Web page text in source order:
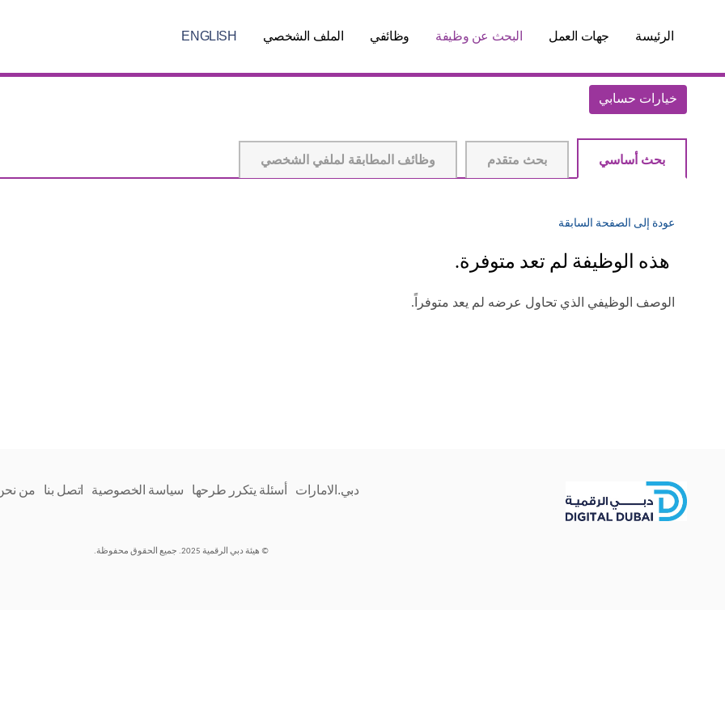
الرئيسة جهات العمل البحث عن وظيفة وظائفي الملف الشخصي ENGLISH
خيارات حسابي
بحث أساسي بحث متقدم وظائف المطابقة لملفي الشخصي
عودة إلى الصفحة السابقة
هذه الوظيفة لم تعد متوفرة.
الوصف الوظيفي الذي تحاول عرضه لم يعد متوفراً.
من اتصل بنا سياسة الخصوصية أسئلة يتكرر طرحها دبي.الامارات
© هيئة دبي الرقمية 2025. جميع الحقوق محفوظة.